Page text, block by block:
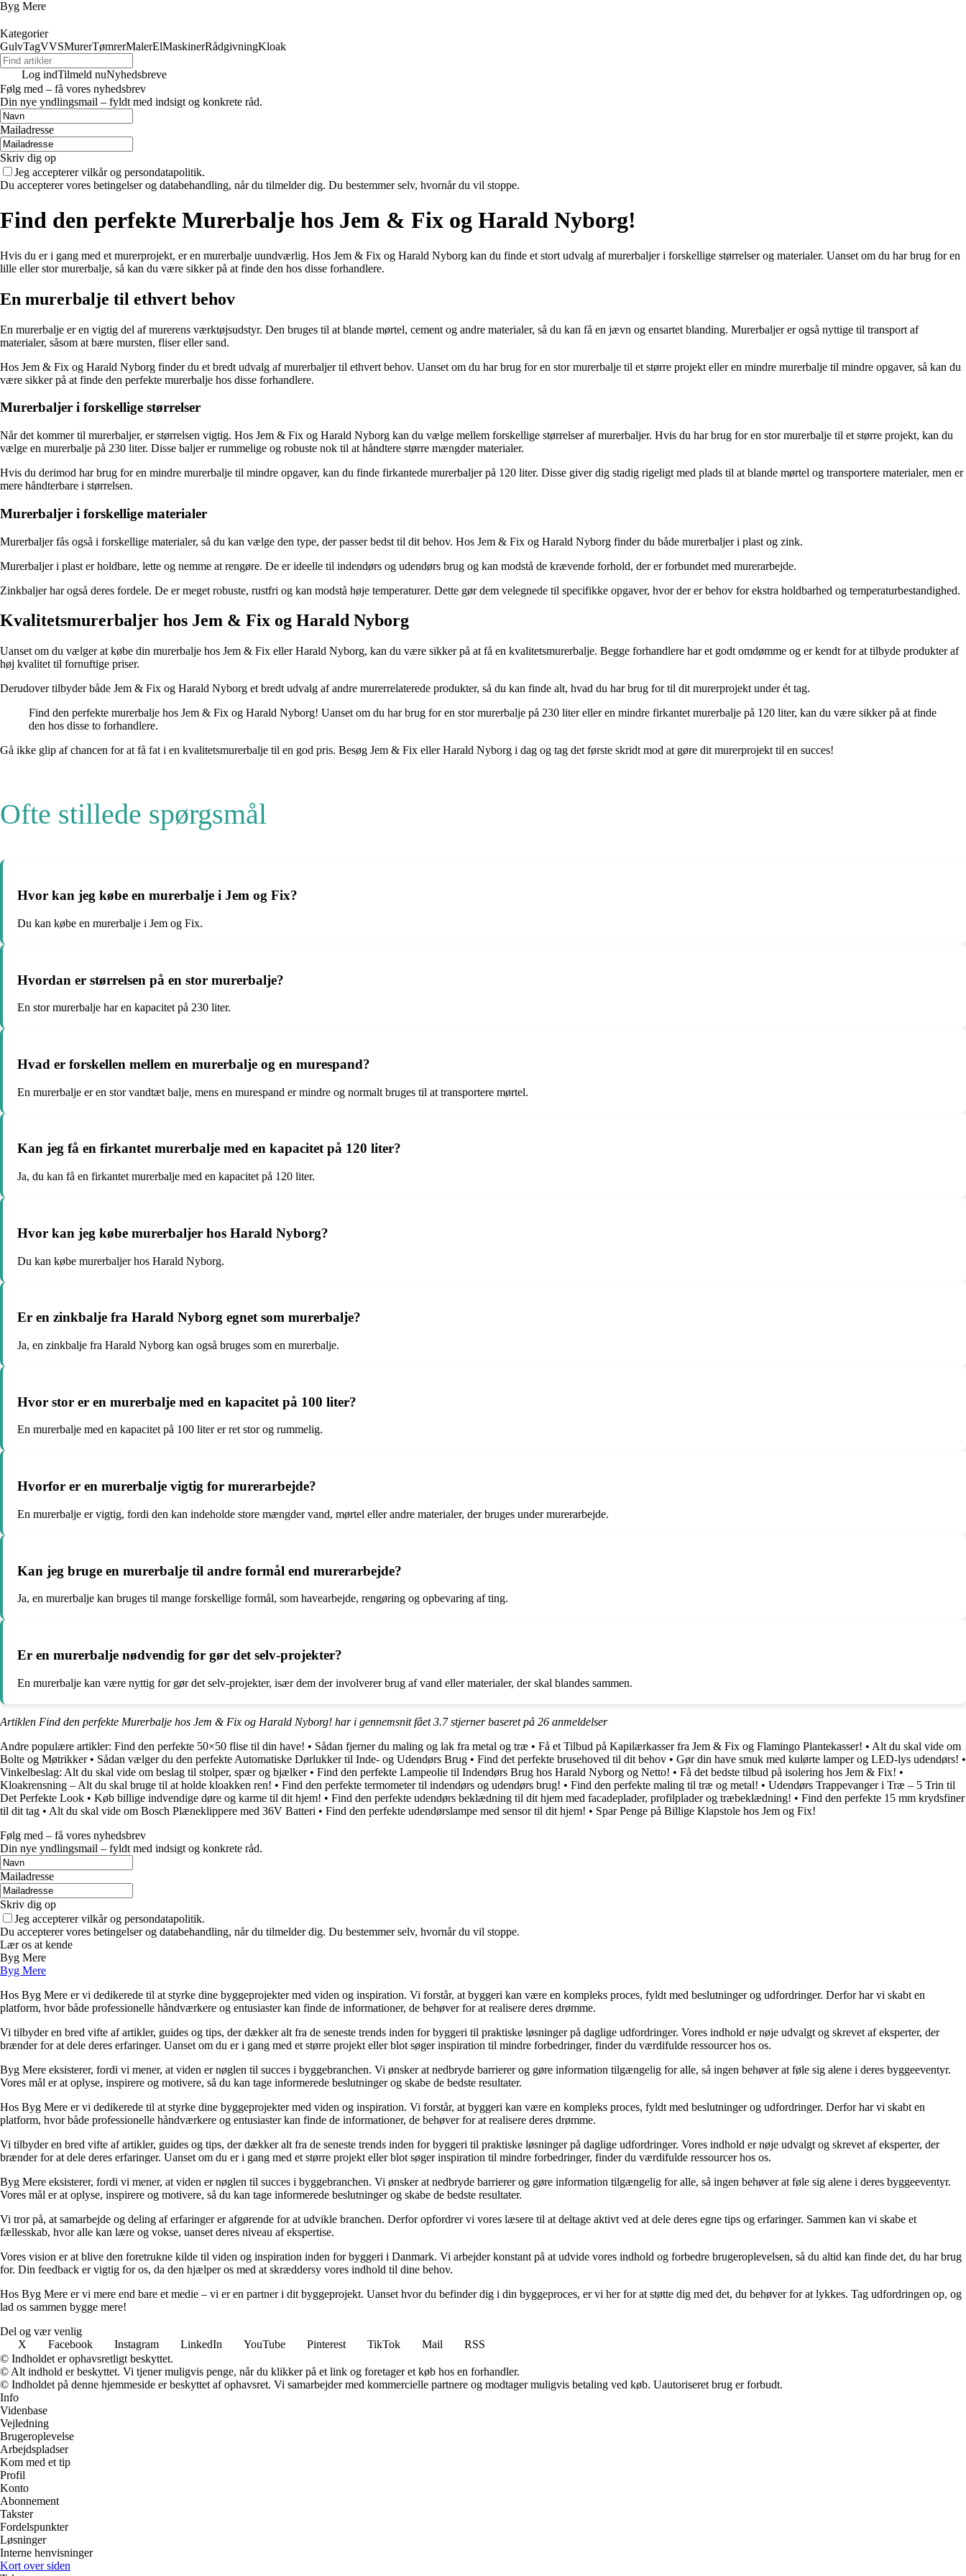
Byg Mere
Kategorier
GulvTagVVSMurerTømrerMalerElMaskinerRådgivningKloak
Log indTilmeld nuNyhedsbreve
Følg med – få vores nyhedsbrev
Din nye yndlingsmail – fyldt med indsigt og konkrete råd.
Mailadresse
Skriv dig op
Jeg accepterer vilkår og persondatapolitik.
Du accepterer vores betingelser og databehandling, når du tilmelder dig. Du bestemmer selv, hvornår du vil stoppe.
Find den perfekte Murerbalje hos Jem & Fix og Harald Nyborg!
Hvis du er i gang med et murerprojekt, er en murerbalje uundværlig. Hos Jem & Fix og Harald Nyborg kan du finde et stort udvalg af murerbaljer i forskellige størrelser og materialer. Uanset om du har brug for en
lille eller stor murerbalje, så kan du være sikker på at finde den hos disse forhandlere.
En murerbalje til ethvert behov
En murerbalje er en vigtig del af murerens værktøjsudstyr. Den bruges til at blande mørtel, cement og andre materialer, så du kan få en jævn og ensartet blanding. Murerbaljer er også nyttige til transport af
materialer, såsom at bære mursten, fliser eller sand.
Hos Jem & Fix og Harald Nyborg finder du et bredt udvalg af murerbaljer til ethvert behov. Uanset om du har brug for en stor murerbalje til et større projekt eller en mindre murerbalje til mindre opgaver, så kan du
være sikker på at finde den perfekte murerbalje hos disse forhandlere.
Murerbaljer i forskellige størrelser
Når det kommer til murerbaljer, er størrelsen vigtig. Hos Jem & Fix og Harald Nyborg kan du vælge mellem forskellige størrelser af murerbaljer. Hvis du har brug for en stor murerbalje til et større projekt, kan du
vælge en murerbalje på 230 liter. Disse baljer er rummelige og robuste nok til at håndtere større mængder materialer.
Hvis du derimod har brug for en mindre murerbalje til mindre opgaver, kan du finde firkantede murerbaljer på 120 liter. Disse giver dig stadig rigeligt med plads til at blande mørtel og transportere materialer, men er
mere håndterbare i størrelsen.
Murerbaljer i forskellige materialer
Murerbaljer fås også i forskellige materialer, så du kan vælge den type, der passer bedst til dit behov. Hos Jem & Fix og Harald Nyborg finder du både murerbaljer i plast og zink.
Murerbaljer i plast er holdbare, lette og nemme at rengøre. De er ideelle til indendørs og udendørs brug og kan modstå de krævende forhold, der er forbundet med murerarbejde.
Zinkbaljer har også deres fordele. De er meget robuste, rustfri og kan modstå høje temperaturer. Dette gør dem velegnede til specifikke opgaver, hvor der er behov for ekstra holdbarhed og temperaturbestandighed.
Kvalitetsmurerbaljer hos Jem & Fix og Harald Nyborg
Uanset om du vælger at købe din murerbalje hos Jem & Fix eller Harald Nyborg, kan du være sikker på at få en kvalitetsmurerbalje. Begge forhandlere har et godt omdømme og er kendt for at tilbyde produkter af
høj kvalitet til fornuftige priser.
Derudover tilbyder både Jem & Fix og Harald Nyborg et bredt udvalg af andre murerrelaterede produkter, så du kan finde alt, hvad du har brug for til dit murerprojekt under ét tag.
Find den perfekte murerbalje hos Jem & Fix og Harald Nyborg! Uanset om du har brug for en stor murerbalje på 230 liter eller en mindre firkantet murerbalje på 120 liter, kan du være sikker på at finde
den hos disse to forhandlere.
Gå ikke glip af chancen for at få fat i en kvalitetsmurerbalje til en god pris. Besøg Jem & Fix eller Harald Nyborg i dag og tag det første skridt mod at gøre dit murerprojekt til en succes!
Ofte stillede spørgsmål
Hvor kan jeg købe en murerbalje i Jem og Fix?
Du kan købe en murerbalje i Jem og Fix.
Hvordan er størrelsen på en stor murerbalje?
En stor murerbalje har en kapacitet på 230 liter.
Hvad er forskellen mellem en murerbalje og en murespand?
En murerbalje er en stor vandtæt balje, mens en murespand er mindre og normalt bruges til at transportere mørtel.
Kan jeg få en firkantet murerbalje med en kapacitet på 120 liter?
Ja, du kan få en firkantet murerbalje med en kapacitet på 120 liter.
Hvor kan jeg købe murerbaljer hos Harald Nyborg?
Du kan købe murerbaljer hos Harald Nyborg.
Er en zinkbalje fra Harald Nyborg egnet som murerbalje?
Ja, en zinkbalje fra Harald Nyborg kan også bruges som en murerbalje.
Hvor stor er en murerbalje med en kapacitet på 100 liter?
En murerbalje med en kapacitet på 100 liter er ret stor og rummelig.
Hvorfor er en murerbalje vigtig for murerarbejde?
En murerbalje er vigtig, fordi den kan indeholde store mængder vand, mørtel eller andre materialer, der bruges under murerarbejde.
Kan jeg bruge en murerbalje til andre formål end murerarbejde?
Ja, en murerbalje kan bruges til mange forskellige formål, som havearbejde, rengøring og opbevaring af ting.
Er en murerbalje nødvendig for gør det selv-projekter?
En murerbalje kan være nyttig for gør det selv-projekter, især dem der involverer brug af vand eller materialer, der skal blandes sammen.
Artiklen Find den perfekte Murerbalje hos Jem & Fix og Harald Nyborg! har i gennemsnit fået3.7stjerner baseret på 26 anmeldelser
Andre populære artikler: Find den perfekte 50×50 flise til din have! • Sådan fjerner du maling og lak fra metal og træ • Få et Tilbud på Kapilærkasser fra Jem & Fix og Flamingo Plantekasser! • Alt du skal vide om
Bolte og Møtrikker• Sådan vælger du den perfekte Automatiske Dørlukker til Inde- og Udendørs Brug • Find det perfekte brusehoved til dit behov • Gør din have smuk med kulørte lamper og LED-lys udendørs! •
Vinkelbeslag: Alt du skal vide om beslag til stolper, spær og bjælker• Find den perfekte Lampeolie til Indendørs Brug hos Harald Nyborg og Netto! • Få det bedste tilbud på isolering hos Jem & Fix! •
Kloakrensning – Alt du skal bruge til at holde kloakken ren! • Find den perfekte termometer til indendørs og udendørs brug! • Find den perfekte maling til træ og metal! • Udendørs Trappevanger i Træ – 5 Trin til
Det Perfekte Look • Køb billige indvendige døre og karme til dit hjem! • Find den perfekte udendørs beklædning til dit hjem med facadeplader, profilplader og træbeklædning! • Find den perfekte 15 mm krydsfiner
til dit tag • Alt du skal vide om Bosch Plæneklippere med 36V Batteri • Find den perfekte udendørslampe med sensor til dit hjem! • Spar Penge på Billige Klapstole hos Jem og Fix!
Følg med – få vores nyhedsbrev
Din nye yndlingsmail – fyldt med indsigt og konkrete råd.
Mailadresse
Skriv dig op
Jeg accepterer vilkår og persondatapolitik.
Du accepterer vores betingelser og databehandling, når du tilmelder dig. Du bestemmer selv, hvornår du vil stoppe.
Lær os at kende
Byg Mere
Byg Mere
Hos Byg Mere er vi dedikerede til at styrke dine byggeprojekter med viden og inspiration. Vi forstår, at byggeri kan være en kompleks proces, fyldt med beslutninger og udfordringer. Derfor har vi skabt en
platform, hvor både professionelle håndværkere og entusiaster kan finde de informationer, de behøver for at realisere deres drømme.
Vi tilbyder en bred vifte af artikler, guides og tips, der dækker alt fra de seneste trends inden for byggeri til praktiske løsninger på daglige udfordringer. Vores indhold er nøje udvalgt og skrevet af eksperter, der
brænder for at dele deres erfaringer. Uanset om du er i gang med et større projekt eller blot søger inspiration til mindre forbedringer, finder du værdifulde ressourcer hos os.
Byg Mere eksisterer, fordi vi mener, at viden er nøglen til succes i byggebranchen. Vi ønsker at nedbryde barrierer og gøre information tilgængelig for alle, så ingen behøver at føle sig alene i deres byggeeventyr.
Vores mål er at oplyse, inspirere og motivere, så du kan tage informerede beslutninger og skabe de bedste resultater.
Hos Byg Mere er vi dedikerede til at styrke dine byggeprojekter med viden og inspiration. Vi forstår, at byggeri kan være en kompleks proces, fyldt med beslutninger og udfordringer. Derfor har vi skabt en
platform, hvor både professionelle håndværkere og entusiaster kan finde de informationer, de behøver for at realisere deres drømme.
Vi tilbyder en bred vifte af artikler, guides og tips, der dækker alt fra de seneste trends inden for byggeri til praktiske løsninger på daglige udfordringer. Vores indhold er nøje udvalgt og skrevet af eksperter, der
brænder for at dele deres erfaringer. Uanset om du er i gang med et større projekt eller blot søger inspiration til mindre forbedringer, finder du værdifulde ressourcer hos os.
Byg Mere eksisterer, fordi vi mener, at viden er nøglen til succes i byggebranchen. Vi ønsker at nedbryde barrierer og gøre information tilgængelig for alle, så ingen behøver at føle sig alene i deres byggeeventyr.
Vores mål er at oplyse, inspirere og motivere, så du kan tage informerede beslutninger og skabe de bedste resultater.
Vi tror på, at samarbejde og deling af erfaringer er afgørende for at udvikle branchen. Derfor opfordrer vi vores læsere til at deltage aktivt ved at dele deres egne tips og erfaringer. Sammen kan vi skabe et
fællesskab, hvor alle kan lære og vokse, uanset deres niveau af ekspertise.
Vores vision er at blive den foretrukne kilde til viden og inspiration inden for byggeri i Danmark. Vi arbejder konstant på at udvide vores indhold og forbedre brugeroplevelsen, så du altid kan finde det, du har brug
for. Din feedback er vigtig for os, da den hjælper os med at skræddersy vores indhold til dine behov.
Hos Byg Mere er vi mere end bare et medie – vi er en partner i dit byggeprojekt. Uanset hvor du befinder dig i din byggeproces, er vi her for at støtte dig med det, du behøver for at lykkes. Tag udfordringen op, og
lad os sammen bygge mere!
Del og vær venlig
X
Facebook Instagram LinkedIn YouTube Pinterest TikTok Mail
RSS
© Indholdet er ophavsretligt beskyttet.
© Alt indhold er beskyttet. Vi tjener muligvis penge, når du klikker på et link og foretager et køb hos en forhandler.
© Indholdet på denne hjemmeside er beskyttet af ophavsret. Vi samarbejder med kommercielle partnere og modtager muligvis betaling ved køb. Uautoriseret brug er forbudt.
Info
Videnbase
Vejledning
Brugeroplevelse
Arbejdspladser
Kom med et tip
Profil
Konto
Abonnement
Takster
Fordelspunkter
Løsninger
Interne henvisninger
Kort over siden